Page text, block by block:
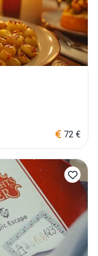
72 €